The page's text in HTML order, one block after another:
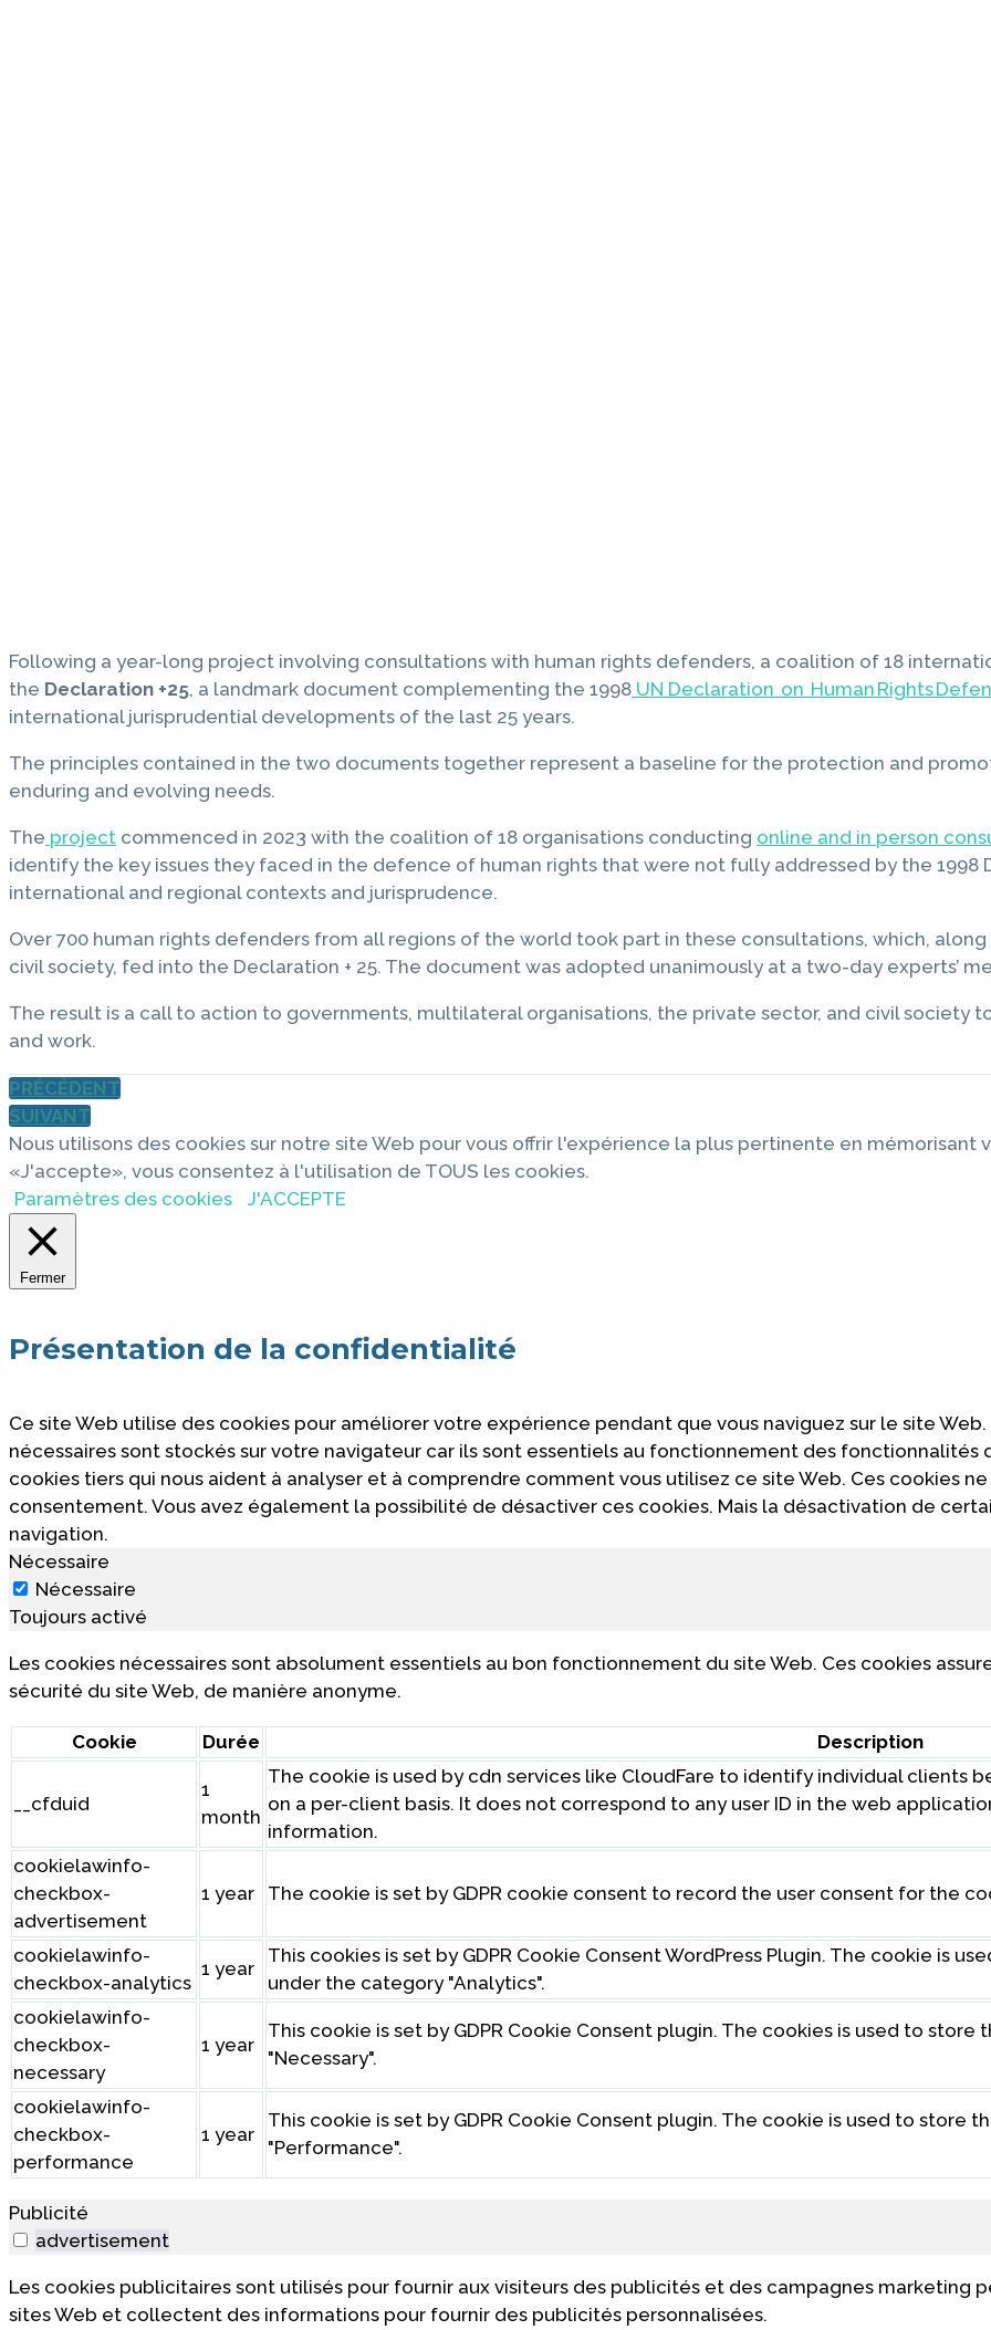
Following a year-long project involving consultations with human rights defenders, a coalition of 18
the Declaration +25, a landmark document complementing the 1998 UN Declaration on Human Rights
international jurisprudential developments of the last 25 years.
The principles contained in the two documents together represent a baseline for the protection and
enduring and evolving needs.
The project commenced in 2023 with the coalition of 18 organisations conducting online and in person
identify the key issues they faced in the defence of human rights that were not fully addressed by the 1998
international and regional contexts and jurisprudence.
Over 700 human rights defenders from all regions of the world took part in these consultations, which,
civil society, fed into the Declaration + 25. The document was adopted unanimously at a two-day experts’
The result is a call to action to governments, multilateral organisations, the private sector, and civil society
and work.
PRÉCÉDENT
SUIVANT
Nous utilisons des cookies sur notre site Web pour vous offrir l'expérience la plus pertinente en
«J'accepte», vous consentez à l'utilisation de TOUS les cookies.
Paramètres des cookies
J'ACCEPTE
Fermer
Présentation de la confidentialité
Ce site Web utilise des cookies pour améliorer votre expérience pendant que vous naviguez sur le site
nécessaires sont stockés sur votre navigateur car ils sont essentiels au fonctionnement des fonctionnalités
cookies tiers qui nous aident à analyser et à comprendre comment vous utilisez ce site Web. Ces cookies
consentement. Vous avez également la possibilité de désactiver ces cookies. Mais la désactivation de
navigation.
Nécessaire
Nécessaire
Toujours activé
Les cookies nécessaires sont absolument essentiels au bon fonctionnement du site Web. Ces cookies
sécurité du site Web, de manière anonyme.
Cookie Durée Description
__cfduid
1
month
The cookie is used by cdn services like CloudFare to identify individual clients
on a per-client basis. It does not correspond to any user ID in the web
information.
cookielawinfo-
checkbox-
advertisement
1 year The cookie is set by GDPR cookie consent to record the user consent for the
cookielawinfo-
checkbox-analytics
1 year
This cookies is set by GDPR Cookie Consent WordPress Plugin. The cookie is
under the category "Analytics".
cookielawinfo-
checkbox-
necessary
1 year
This cookie is set by GDPR Cookie Consent plugin. The cookies is used to
"Necessary".
cookielawinfo-
checkbox-
performance
1 year
This cookie is set by GDPR Cookie Consent plugin. The cookie is used to
"Performance".
Publicité
advertisement
Les cookies publicitaires sont utilisés pour fournir aux visiteurs des publicités et des campagnes marketing
sites Web et collectent des informations pour fournir des publicités personnalisées.